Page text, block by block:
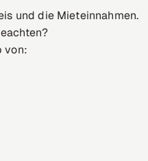
und die Mieteinnahmen.
von: